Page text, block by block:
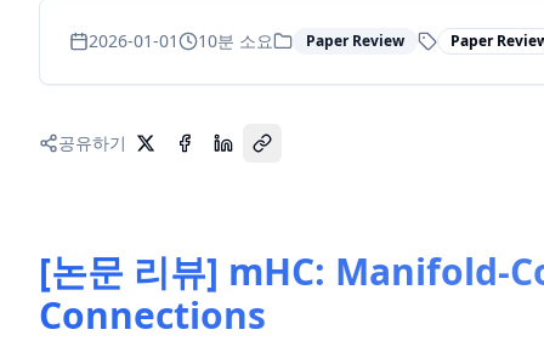
2026-01-01 10분 소요 Paper Review Paper
공유하기
[논문 리뷰] mHC: Manifold-
Connections